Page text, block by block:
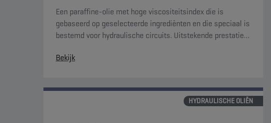
Een paraffine-olie met hoge viscositeitsindex die is
gebaseerd op geselecteerde ingrediënten en die speciaal is
bestemd voor hydraulische circuits. Uitstekende prestaties
Bekijk
HYDRAULISCHE OLIËN